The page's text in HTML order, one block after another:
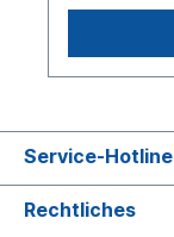
Service-Hotline
Rechtliches